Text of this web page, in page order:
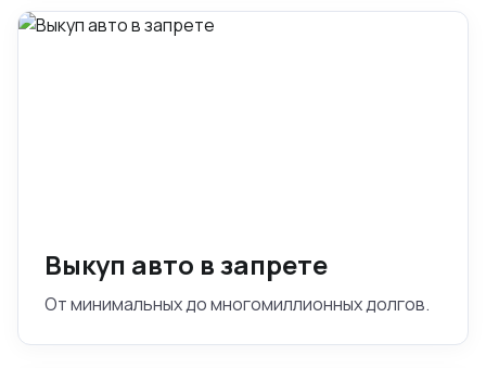
Выкуп авто в запрете
От минимальных до многомиллионных долгов.